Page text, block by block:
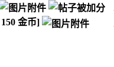
150金币]